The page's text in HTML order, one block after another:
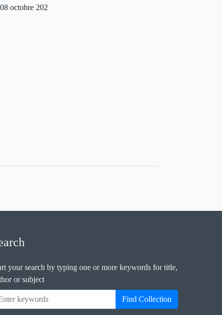
octobre 202
your search by typing one or more keywords for title,
or subject
Find Collection